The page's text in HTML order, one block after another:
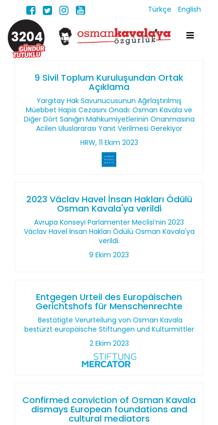
Türkçe English
3204
9 Sivil Toplum Kuruluşundan Ortak
Açıklama
Yargıtay Hak Savunucusunun Ağırlaştırılmış
Müebbet Hapis Cezasını Onadı: Osman Kavala ve
Diğer Dört Sanığın Mahkumiyetlerinin Onanmasına
Acilen Uluslararası Yanıt Verilmesi Gerekiyor
HRW, 11 Ekim 2023
2023 Václav Havel İnsan Hakları Ödülü
Osman Kavala'ya verildi
Avrupa Konseyi Parlamenter Meclisi’nin 2023
Václav Havel İnsan Hakları Ödülü Osman Kavala'ya
verildi.
9 Ekim 2023
Entgegen Urteil des Europäischen
Gerichtshofs für Menschenrechte
Bestätigte Verurteilung von Osman Kavala
bestürzt europäische Stiftungen und Kulturmittler
2 Ekim 2023
Confirmed conviction of Osman Kavala
dismays European foundations and
cultural mediators